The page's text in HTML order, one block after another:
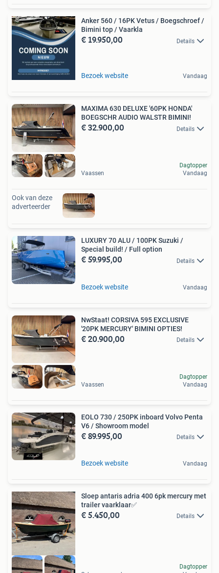
Anker 560 / 16PK Vetus / Boegschroef /
Bimini top / Vaarkla
€ 19.950,00 Details
Bezoek website Vandaag
MAXIMA 630 DELUXE '60PK HONDA'
BOEGSCHR AUDIO WALSTR BIMINI!
€ 32.900,00 Details
Vaassen
Dagtopper
Vandaag
Ook van deze
adverteerder
LUXURY 70 ALU / 100PK Suzuki /
Special build! / Full option
€ 59.995,00 Details
Bezoek website Vandaag
NwStaat! CORSIVA 595 EXCLUSIVE
'20PK MERCURY' BIMINI OPTIES!
€ 20.900,00 Details
Vaassen
Dagtopper
Vandaag
EOLO 730 / 250PK inboard Volvo Penta
V6 / Showroom model
€ 89.995,00 Details
Bezoek website Vandaag
Sloep antaris adria 400 6pk mercury met
trailer vaarklaar✅
€ 5.450,00 Details
Dagtopper